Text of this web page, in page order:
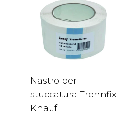
Nastro per
stuccatura Trennfix
Knauf